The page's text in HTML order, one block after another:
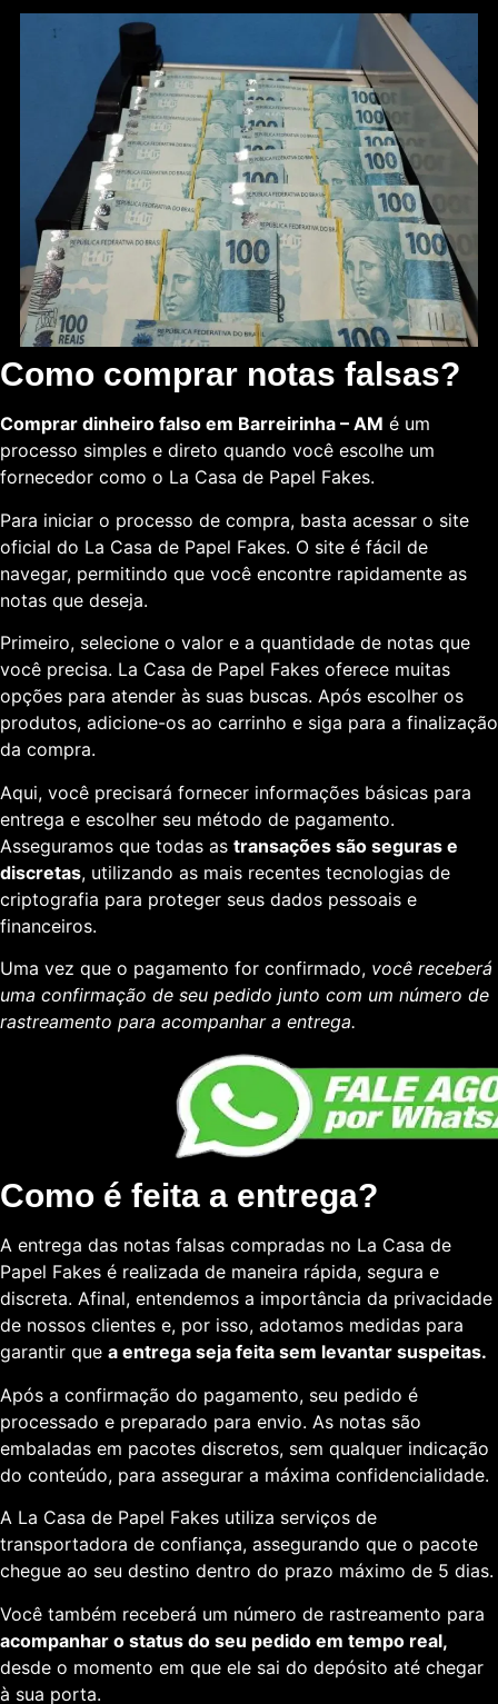
Como comprar notas falsas?
Comprar dinheiro falso em Barreirinha – AM é um
processo simples e direto quando você escolhe um
fornecedor como o La Casa de Papel Fakes.
Para iniciar o processo de compra, basta acessar o site
oficial do La Casa de Papel Fakes. O site é fácil de
navegar, permitindo que você encontre rapidamente as
notas que deseja.
Primeiro, selecione o valor e a quantidade de notas que
você precisa. La Casa de Papel Fakes oferece muitas
opções para atender às suas buscas. Após escolher os
produtos, adicione-os ao carrinho e siga para a finalização
da compra.
Aqui, você precisará fornecer informações básicas para
entrega e escolher seu método de pagamento.
Asseguramos que todas as transações são seguras e
discretas, utilizando as mais recentes tecnologias de
criptografia para proteger seus dados pessoais e
financeiros.
Uma vez que o pagamento for confirmado, você receberá
uma confirmação de seu pedido junto com um número de
rastreamento para acompanhar a entrega.
Como é feita a entrega?
A entrega das notas falsas compradas no La Casa de
Papel Fakes é realizada de maneira rápida, segura e
discreta. Afinal, entendemos a importância da privacidade
de nossos clientes e, por isso, adotamos medidas para
garantir que a entrega seja feita sem levantar suspeitas.
Após a confirmação do pagamento, seu pedido é
processado e preparado para envio. As notas são
embaladas em pacotes discretos, sem qualquer indicação
do conteúdo, para assegurar a máxima confidencialidade.
A La Casa de Papel Fakes utiliza serviços de
transportadora de confiança, assegurando que o pacote
chegue ao seu destino dentro do prazo máximo de 5 dias.
Você também receberá um número de rastreamento para
acompanhar o status do seu pedido em tempo real,
desde o momento em que ele sai do depósito até chegar
à sua porta.